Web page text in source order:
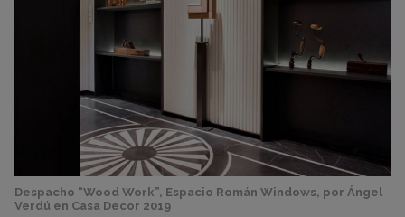
Despacho “Wood Work”, Espacio Román Windows, por Ángel
Verdú en Casa Decor 2019